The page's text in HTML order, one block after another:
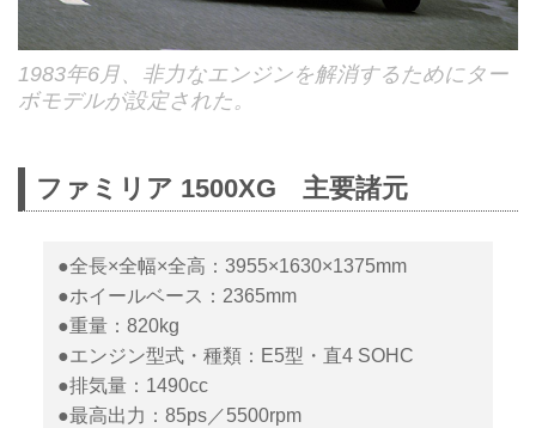
1983年6月、非力なエンジンを解消するためにター
ボモデルが設定された。
ファミリア 1500XG 主要諸元
●全長×全幅×全高：3955×1630×1375mm
●ホイールベース：2365mm
●重量：820kg
●エンジン型式・種類：E5型・直4 SOHC
●排気量：1490cc
●最高出力：85ps／5500rpm